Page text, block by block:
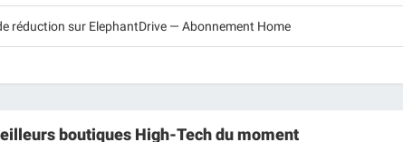
réduction sur ElephantDrive — Abonnement Home
boutiques High-Techdu moment